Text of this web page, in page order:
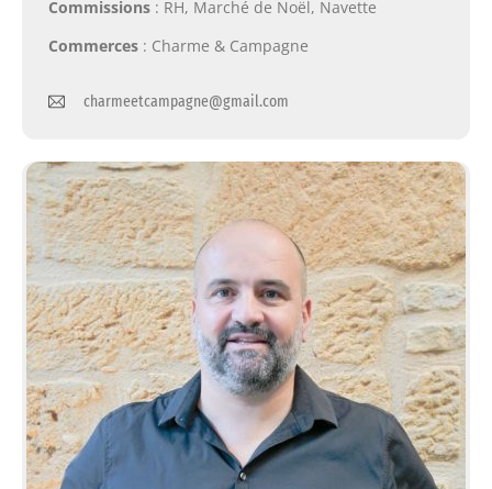
Commissions : RH, Marché de Noël, Navette
Commerces : Charme & Campagne
charmeetcampagne@gmail.com